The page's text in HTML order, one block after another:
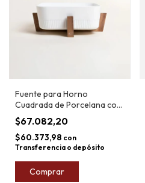
Fuente para Horno
Cuadrada de Porcelana con
Base Acacia 22cm
$67.082,20
$60.373,98 con
Transferencia o depósito
Comprar